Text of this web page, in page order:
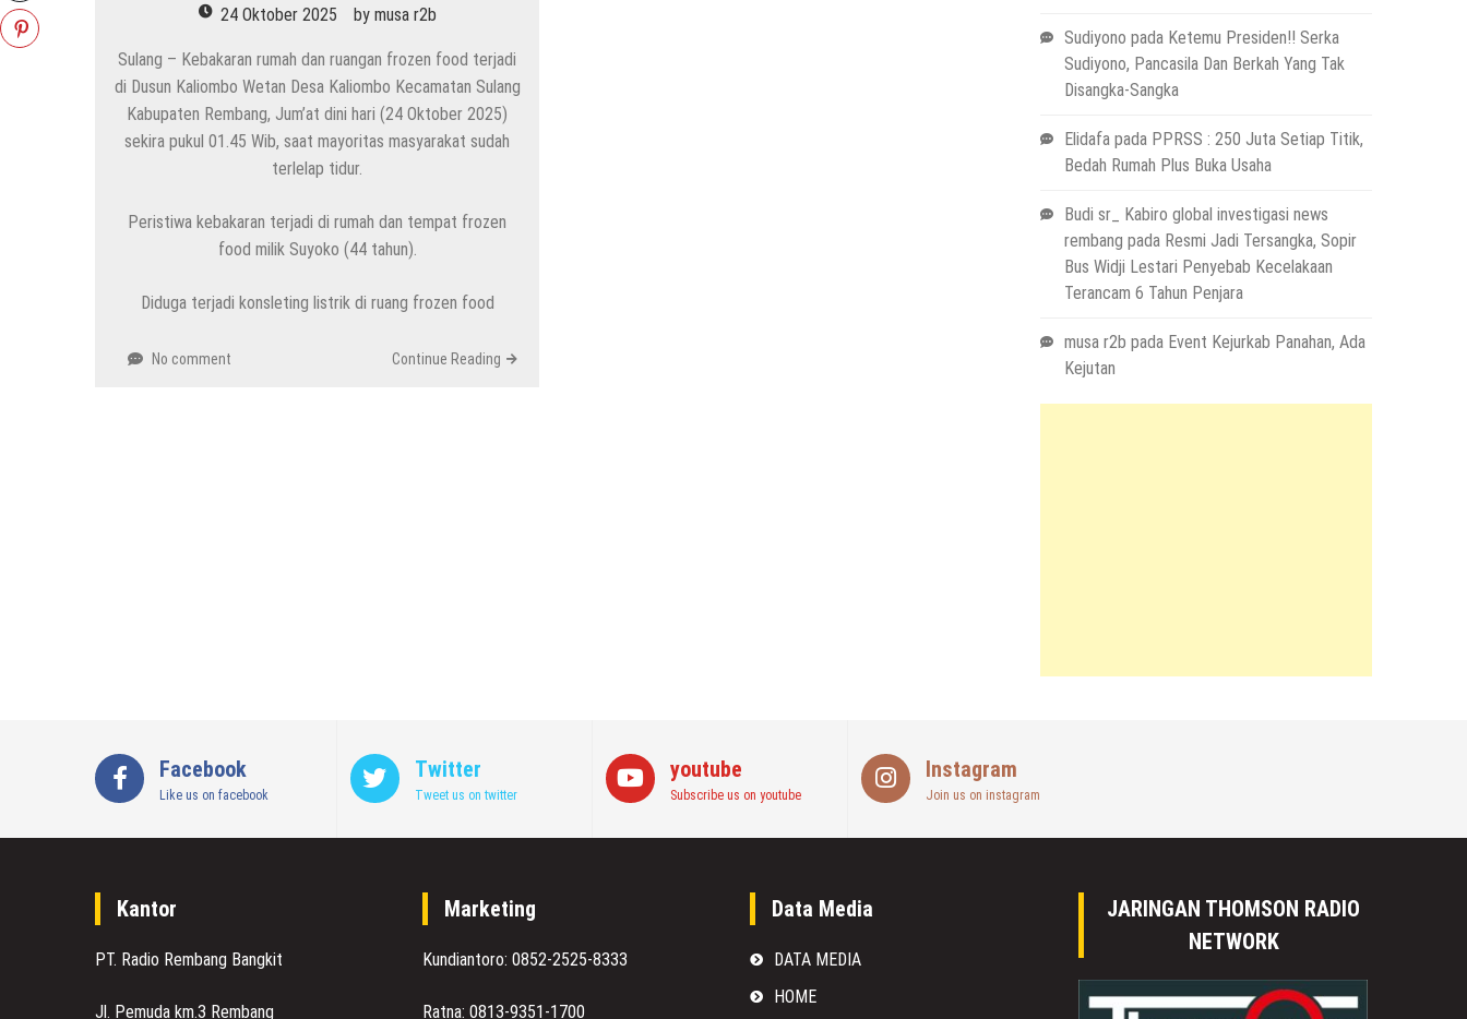
24 Oktober 2025 by musa r2b
Sulang – Kebakaran rumah dan ruangan frozen food terjadi
di Dusun Kaliombo Wetan Desa Kaliombo Kecamatan Sulang
Kabupaten Rembang, Jum’at dini hari (24 Oktober 2025)
sekira pukul 01.45 Wib, saat mayoritas masyarakat sudah
terlelap tidur.
Peristiwa kebakaran terjadi di rumah dan tempat frozen
food milik Suyoko (44 tahun).
Diduga terjadi konsleting listrik di ruang frozen food
No comment Continue Reading
Sudiyono pada Ketemu Presiden!! Serka
Sudiyono, Pancasila Dan Berkah Yang Tak
Disangka-Sangka
Elidafa pada PPRSS : 250 Juta Setiap Titik,
Bedah Rumah Plus Buka Usaha
Budi sr_ Kabiro global investigasi news
rembang pada Resmi Jadi Tersangka, Sopir
Bus Widji Lestari Penyebab Kecelakaan
Terancam 6 Tahun Penjara
musa r2b pada Event Kejurkab Panahan, Ada
Kejutan
Facebook
Like us on facebook
Twitter
Tweet us on twitter
youtube
Subscribe us on youtube
Instagram
Join us on instagram
Kantor
PT. Radio Rembang Bangkit
Jl. Pemuda km.3 Rembang
Marketing
Kundiantoro: 0852-2525-8333
Ratna: 0813-9351-1700
Data Media
DATA MEDIA
HOME
JARINGAN THOMSON RADIO
NETWORK